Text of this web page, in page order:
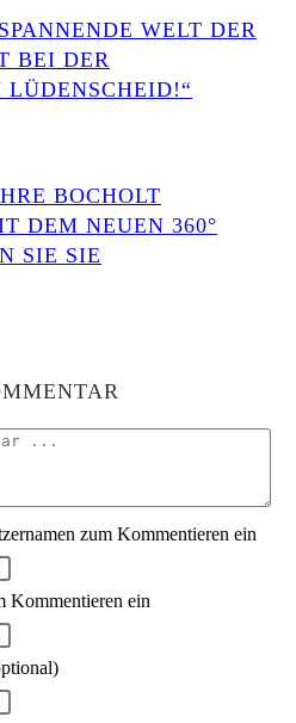
WELT DER
BEI DER
BOCHOLT
DEM NEUEN 360°
SIE SIE
zum Kommentieren ein
Kommentieren ein